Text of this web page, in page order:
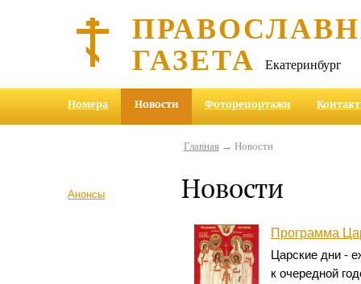
ГАЗЕТА Екатеринбург
Номера Новости Фоторепортажи
Анонсы
Главная→ Новости
Новости
Программа
Царские дни -
к очередной